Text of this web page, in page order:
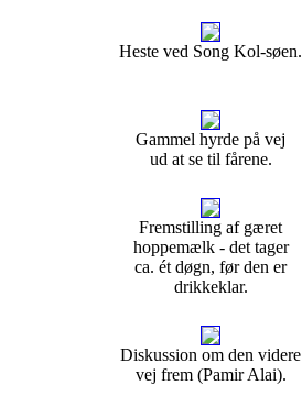
Heste ved Song Kol-søen.
Gammel hyrde på vej
ud at se til fårene.
Fremstilling af gæret
hoppemælk - det tager
ca. ét døgn, før den er
drikkeklar.
Diskussion om den videre
vej frem (Pamir Alai).